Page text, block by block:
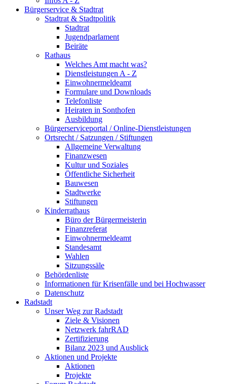
Bürgerservice & Stadtrat
Stadtrat & Stadtpolitik
Stadtrat
Jugendparlament
Beiräte
Rathaus
Welches Amt macht was?
Dienstleistungen A - Z
Einwohnermeldeamt
Formulare und Downloads
Telefonliste
Heiraten in Sonthofen
Ausbildung
Bürgerserviceportal / Online-Dienstleistungen
Ortsrecht / Satzungen / Stiftungen
Allgemeine Verwaltung
Finanzwesen
Kultur und Soziales
Öffentliche Sicherheit
Bauwesen
Stadtwerke
Stiftungen
Kinderrathaus
Büro der Bürgermeisterin
Finanzreferat
Einwohnermeldeamt
Standesamt
Wahlen
Sitzungssäle
Behördenliste
Informationen für Krisenfälle und bei Hochwasser
Datenschutz
Radstadt
Unser Weg zur Radstadt
Ziele & Visionen
Netzwerk fahrRAD
Zertifizierung
Bilanz 2023 und Ausblick
Aktionen und Projekte
Aktionen
Projekte